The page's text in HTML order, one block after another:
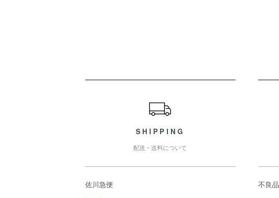
SHIPPING
配送・送料について
佐川急便
不良品